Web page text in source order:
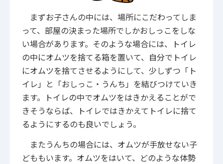
まずお子さんの中には、場所にこだわってしま
って、部屋の決まった場所でしかおしっこをしな
い場合があります。そのような場合には、トイレ
の中にオムツを捨てる箱を置いて、自分でトイレ
にオムツを捨てさせるようにして、少しずつ「ト
イレ」と「おしっこ・うんち」を結びつけていき
ます。トイレの中でオムツをはきかえることがで
きそうならば、トイレではきかえてトイレに捨て
るようにするのも良いでしょう。
またうんちの場合には、オムツが手放せない子
どももいます。オムツをはいて、どのような体勢